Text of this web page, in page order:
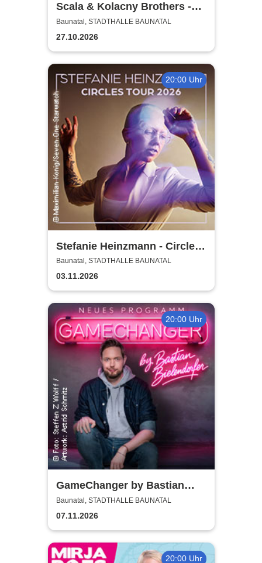
Scala & Kolacny Brothers -
Scala 30
Baunatal, STADTHALLE BAUNATAL
27.10.2026
20:00 Uhr
Stefanie Heinzmann - Circles
Tour 2026
Baunatal, STADTHALLE BAUNATAL
03.11.2026
20:00 Uhr
GameChanger by Bastian
Bielendorfer
Baunatal, STADTHALLE BAUNATAL
07.11.2026
20:00 Uhr